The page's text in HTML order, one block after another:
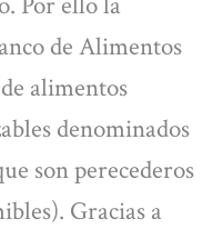
de Alimentos
alimentos
denominados
son perecederos
Gracias a